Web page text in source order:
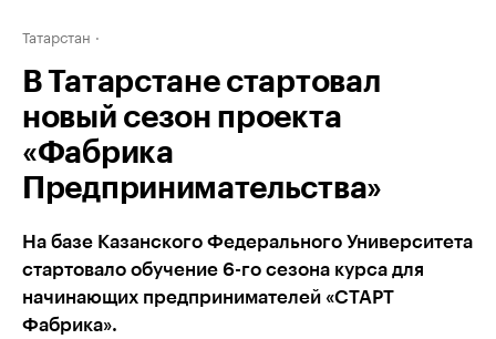
Татарстан
В Татарстане стартовал
новый сезон проекта
«Фабрика
Предпринимательства»
На базе Казанского Федерального Университета
стартовало обучение 6-го сезона курса для
начинающих предпринимателей «СТАРТ
Фабрика».